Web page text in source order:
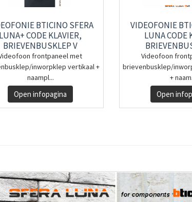
BTICINO SFERA
LUNA+ CODE KLAVIER,
BRIEVENBUSKLEP V
frontpaneel met
inworpklep vertikaal +
naampl...
Open infopagina
VIDEOFONIE
LUNA CODE
Videofoon
brievenbusklep/
+
Open